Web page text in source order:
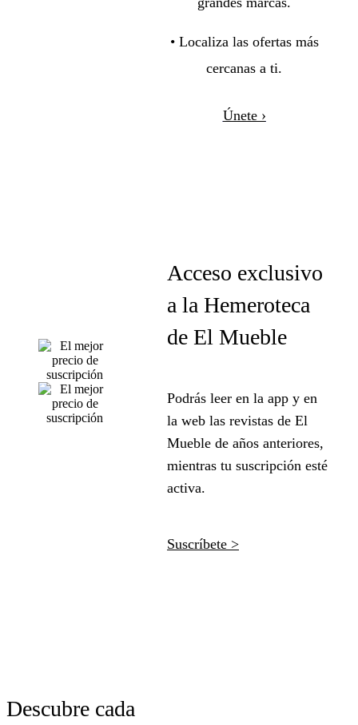
• Localiza las ofertas más
cercanas a ti.
Únete ›
Acceso exclusivo
a la Hemeroteca
de El Mueble
Podrás leer en la app y en
la web las revistas de El
Mueble de años anteriores,
mientras tu suscripción esté
activa.
Suscríbete >
Descubre cada